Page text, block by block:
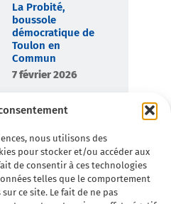
nous utilisons des
pour stocker et/ou accéder aux
de consentir à ces technologies
telles que le comportement
ce site. Le fait de ne pas
La Probité,
boussole
démocratique de
Toulon en
Commun
7 février 2026
Toulon en
Commun
3 février 2026